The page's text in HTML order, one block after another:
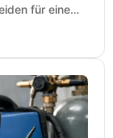
für eine